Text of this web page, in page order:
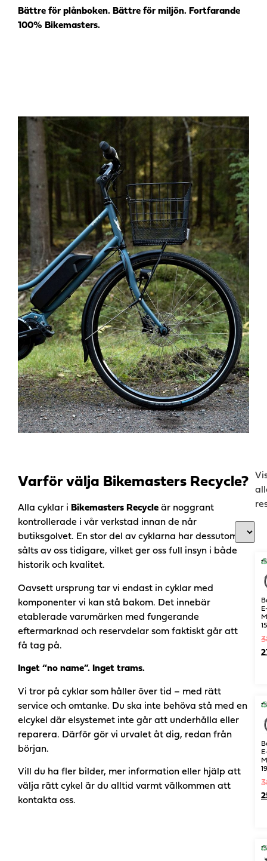
Bättre för plånboken. Bättre för miljön. Fortfarande
100% Bikemasters.
Varför välja Bikemasters Recycle?
Alla cyklar i Bikemasters Recycle är noggrant
kontrollerade i vår verkstad innan de når
butiksgolvet. En stor del av cyklarna har dessutom
sålts av oss tidigare, vilket ger oss full insyn i både
historik och kvalitet.
Oavsett ursprung tar vi endast in cyklar med
komponenter vi kan stå bakom. Det innebär
etablerade varumärken med fungerande
eftermarknad och reservdelar som faktiskt går att
få tag på.
Inget “no name”. Inget trams.
Vi tror på cyklar som håller över tid – med rätt
service och omtanke. Du ska inte behöva stå med en
elcykel där elsystemet inte går att underhålla eller
reparera. Därför gör vi urvalet åt dig, redan från
början.
Vill du ha fler bilder, mer information eller hjälp att
välja rätt cykel är du alltid varmt välkommen att
kontakta oss.